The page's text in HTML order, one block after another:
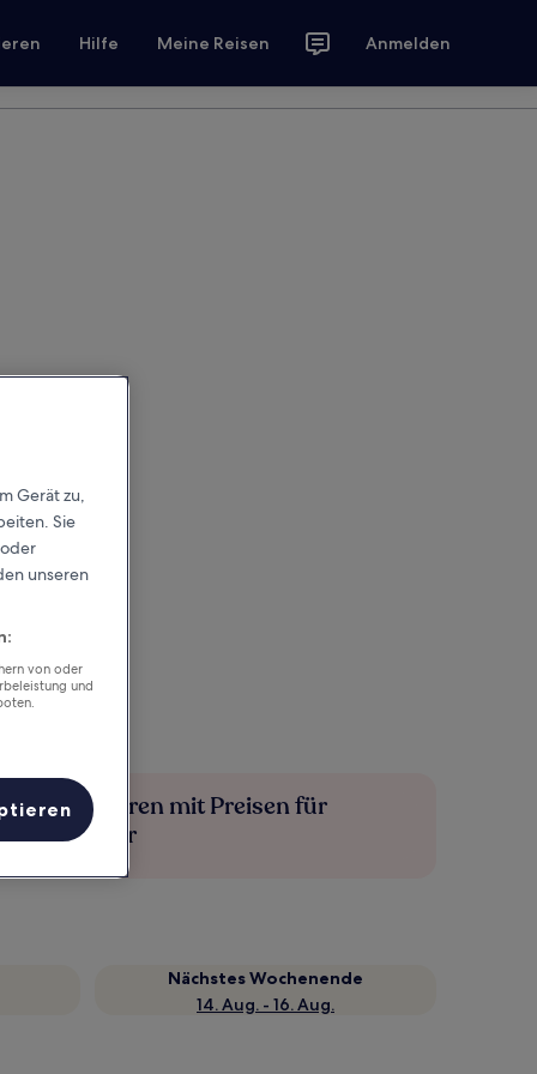
Hilfe Meine Reisen Anmelden
Mehr sparen mit Preisen für
Mitglieder
Nächstes Wochenende
14. Aug. - 16. Aug.
Gerät zu,
Sie
unseren
von oder
und